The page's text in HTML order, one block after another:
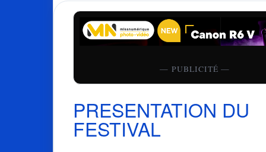
— PUBLICITÉ —
PRESENTATION DU
FESTIVAL